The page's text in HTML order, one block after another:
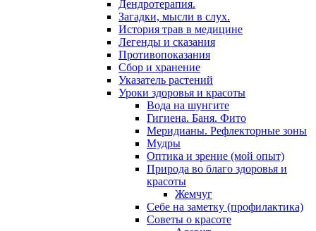
Дендротерапия.
Загадки, мысли в слух.
История трав в медицине
Легенды и сказания
Противопоказания
Сбор и хранение
Указатель растений
Уроки здоровья и красоты
Вода на шунгите
Гигиена. Баня. Фито
Меридианы. Рефлекторные зоны
Мудры
Оптика и зрение (мой опыт)
Природа во благо здоровья и
красоты
Жемчуг
Себе на заметку (профилактика)
Советы о красоте